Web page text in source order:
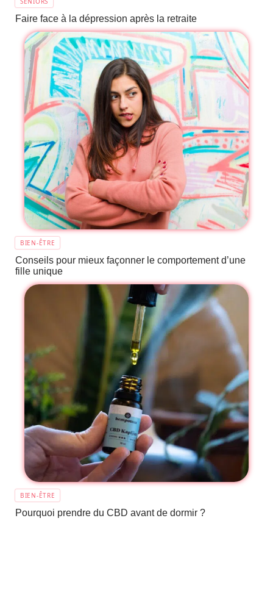
Faire face à la dépression après la retraite
BIEN-ÊTRE
Conseils pour mieux façonner le comportement d’une
fille unique
BIEN-ÊTRE
Pourquoi prendre du CBD avant de dormir ?